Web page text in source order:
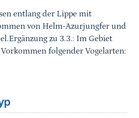
entlang der Lippe mit
von Helm-Azurjungfer und
zu 3.3.: Im Gebiet
folgender Vogelarten: